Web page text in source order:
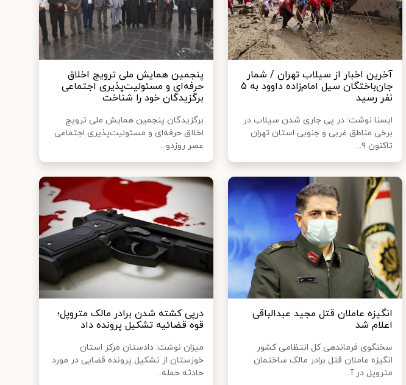
آخرین اخبار از سیلاب تهران / شمار
جان‌باختگان سیل امام‌زاده داوود به ۵
نفر رسید
ایسنا نوشت: در پی جاری شدن سیلاب در
برخی مناطق غربی و جنوبی استان تهران
تاکنون ۹...
پنجمین همایش ملی ترویج اخلاق
حرفه‌ای و مسئولیت‌پذیری اجتماعی
برگزیدگان خود را شناخت
برگزیدگان پنجمین همایش ملی ترویج
اخلاق حرفه‌ای و مسئولیت‌پذیری اجتماعی
عصر روزدو...
انگیزه عاملان قتل مجید عبدالباقی
اعلام شد
سخنگوی فرماندهی کل انتظامی کشور
انگیزه عاملان قتل برادر مالک ساختمان
متروپل در آ...
درپی کشته شدن برادر مالک متروپل؛
قوه قضائیه تشکیل پرونده داد
میزان نوشت: دادستان مرکز استان
خوزستان از تشکیل پرونده قضایی در مورد
حادثه حمله...